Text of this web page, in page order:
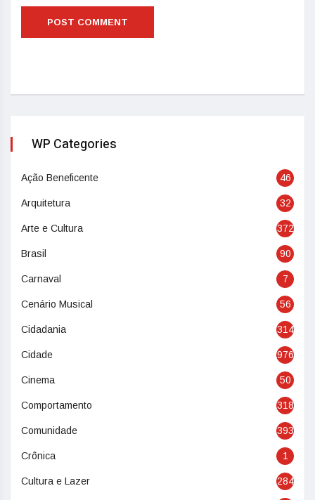
WP Categories
Ação Beneficente 46
Arquitetura 32
Arte e Cultura 372
Brasil 90
Carnaval 7
Cenário Musical 56
Cidadania 314
Cidade 976
Cinema 50
Comportamento 318
Comunidade 393
Crônica 1
Cultura e Lazer 284